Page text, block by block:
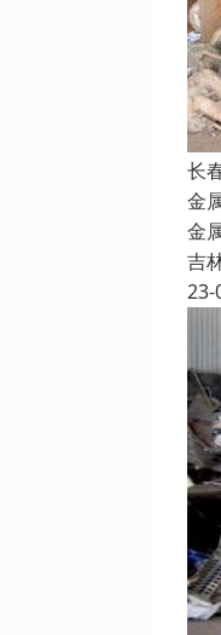
长
金
金
吉
23-